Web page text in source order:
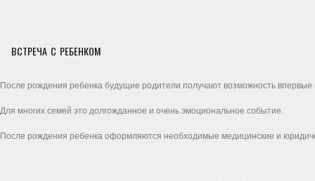
ВСТРЕЧА С РЕБЕНКОМ
После рождения ребенка будущие родители получают возможность
Для многих семей это долгожданное и очень эмоциональное событие.
После рождения ребенка оформляются необходимые медицинские и